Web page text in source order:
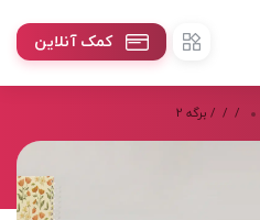
کمک آنلاین
/
/ / برگه 2